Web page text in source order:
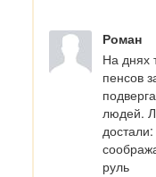
Роман
На днях
пенсов
людей.
руль